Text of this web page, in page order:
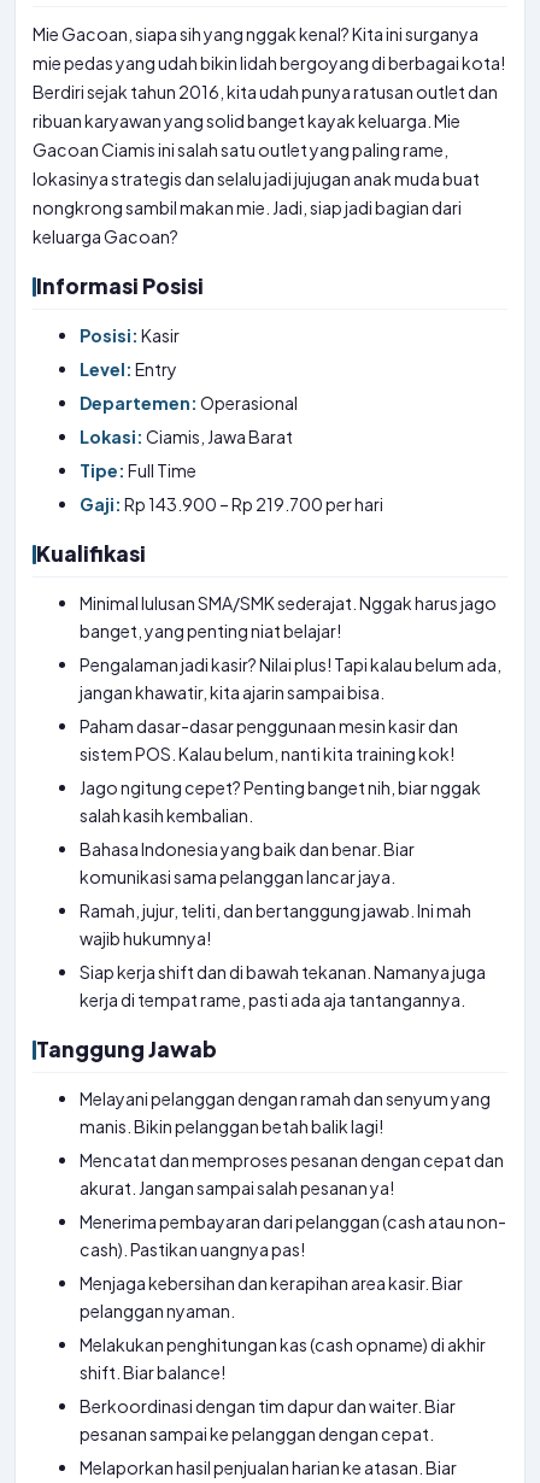
Mie Gacoan, siapa sih yang nggak kenal? Kita ini surganya
mie pedas yang udah bikin lidah bergoyang di berbagai kota!
Berdiri sejak tahun 2016, kita udah punya ratusan outlet dan
ribuan karyawan yang solid banget kayak keluarga. Mie
Gacoan Ciamis ini salah satu outlet yang paling rame,
lokasinya strategis dan selalu jadi jujugan anak muda buat
nongkrong sambil makan mie. Jadi, siap jadi bagian dari
keluarga Gacoan?
Informasi Posisi
Posisi: Kasir
Level: Entry
Departemen: Operasional
Lokasi: Ciamis, Jawa Barat
Tipe: Full Time
Gaji: Rp 143.900 – Rp 219.700 per hari
Kualifikasi
Minimal lulusan SMA/SMK sederajat. Nggak harus jago
banget, yang penting niat belajar!
Pengalaman jadi kasir? Nilai plus! Tapi kalau belum ada,
jangan khawatir, kita ajarin sampai bisa.
Paham dasar-dasar penggunaan mesin kasir dan
sistem POS. Kalau belum, nanti kita training kok!
Jago ngitung cepet? Penting banget nih, biar nggak
salah kasih kembalian.
Bahasa Indonesia yang baik dan benar. Biar
komunikasi sama pelanggan lancar jaya.
Ramah, jujur, teliti, dan bertanggung jawab. Ini mah
wajib hukumnya!
Siap kerja shift dan di bawah tekanan. Namanya juga
kerja di tempat rame, pasti ada aja tantangannya.
Tanggung Jawab
Melayani pelanggan dengan ramah dan senyum yang
manis. Bikin pelanggan betah balik lagi!
Mencatat dan memproses pesanan dengan cepat dan
akurat. Jangan sampai salah pesanan ya!
Menerima pembayaran dari pelanggan (cash atau non-
cash). Pastikan uangnya pas!
Menjaga kebersihan dan kerapihan area kasir. Biar
pelanggan nyaman.
Melakukan penghitungan kas (cash opname) di akhir
shift. Biar balance!
Berkoordinasi dengan tim dapur dan waiter. Biar
pesanan sampai ke pelanggan dengan cepat.
Melaporkan hasil penjualan harian ke atasan. Biar